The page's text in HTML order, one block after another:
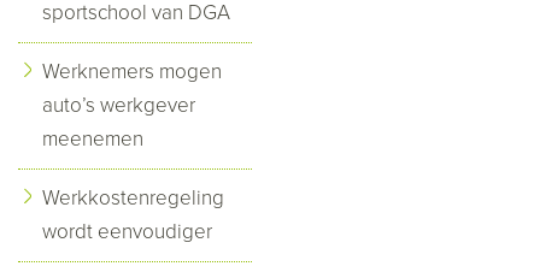
sportschool van DGA
Werknemers mogen
auto’s werkgever
meenemen
Werkkostenregeling
wordt eenvoudiger